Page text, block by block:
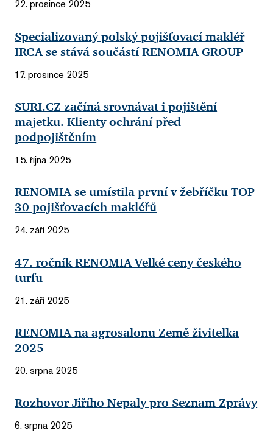
22. prosince 2025
Specializovaný polský pojišťovací makléř
IRCA se stává součástí RENOMIA GROUP
17. prosince 2025
SURI.CZ začíná srovnávat i pojištění
majetku. Klienty ochrání před
podpojištěním
15. října 2025
RENOMIA se umístila první v žebříčku TOP
30 pojišťovacích makléřů
24. září 2025
47. ročník RENOMIA Velké ceny českého
turfu
21. září 2025
RENOMIA na agrosalonu Země živitelka
2025
20. srpna 2025
Rozhovor Jiřího Nepaly pro Seznam Zprávy
6. srpna 2025